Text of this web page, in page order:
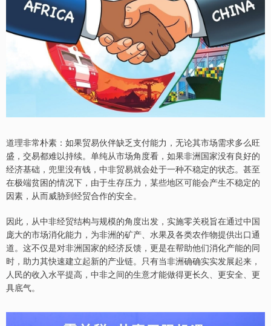
道理非常朴素：如果贸易伙伴缺乏支付能力，无论其市场需求多么旺
盛，交易都难以持续。单纯从市场角度看，如果非洲国家没有良好的
经济基础，兜里没有钱，中非贸易就会处于一种不稳定的状态。甚至
在极端贫困的情况下，由于生存压力，某些地区可能会产生不稳定的
因素，从而威胁到经贸合作的安全。
因此，从中非经贸结构与规模的角度出发，实施零关税旨在通过中国
庞大的市场消化能力，为非洲的矿产、水果及各类农作物提供出口通
道。这不仅是对非洲国家的经济反馈，更是在帮助他们消化产能的同
时，助力其快速建立起新的产业链。只有当非洲确确实实发展起来，
人民的收入水平提高，中非之间的生意才能做得更长久、更安全、更
具底气。